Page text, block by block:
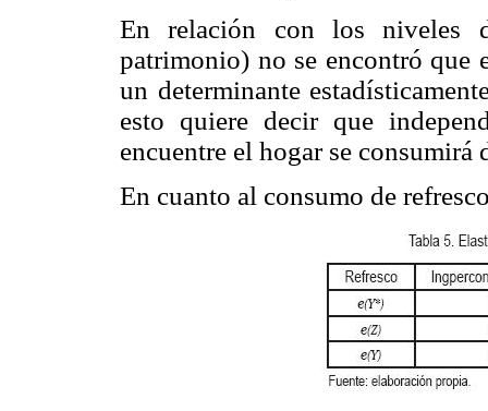
En relación con los niveles
patrimonio) no se encontró que
un determinante
esto quiere decir que
encuentre el hogar se consumirá
En cuanto al consumo de